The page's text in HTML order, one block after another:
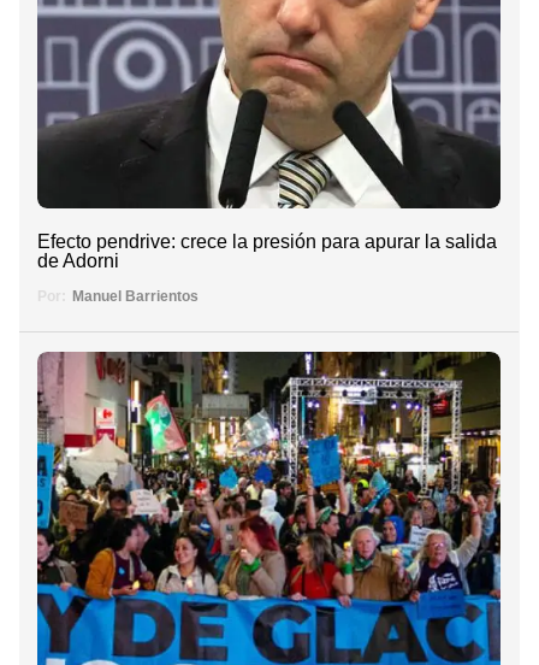
Efecto pendrive: crece la presión para apurar la salida
de Adorni
Por: Manuel Barrientos